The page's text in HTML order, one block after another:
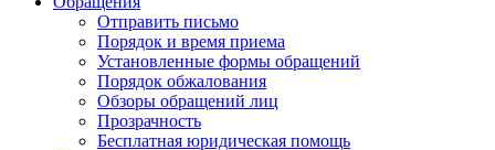
Отправить письмо
Порядок и время приема
Установленные формы обращений
Порядок обжалования
Обзоры обращений лиц
Прозрачность
Бесплатная юридическая помощь